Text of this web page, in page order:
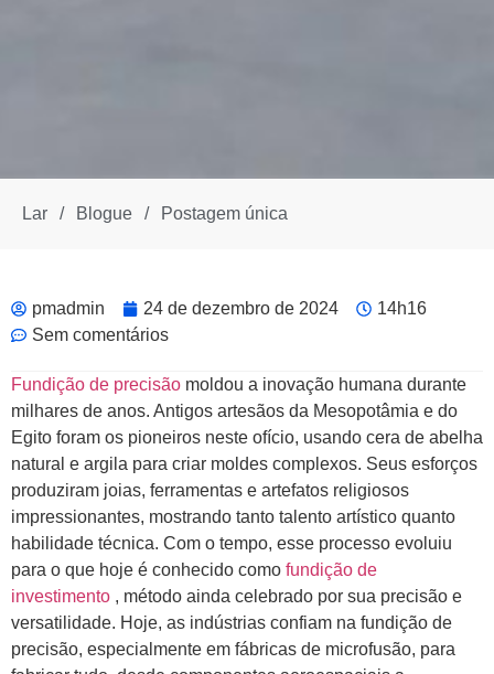
Lar / Blogue / Postagem única
pmadmin 24 de dezembro de 2024
14h16
Sem comentários
Fundição de precisão moldou a inovação humana durante
milhares de anos. Antigos artesãos da Mesopotâmia e do
Egito foram os pioneiros neste ofício, usando cera de abelha
natural e argila para criar moldes complexos. Seus esforços
produziram joias, ferramentas e artefatos religiosos
impressionantes, mostrando tanto talento artístico quanto
habilidade técnica. Com o tempo, esse processo evoluiu
para o que hoje é conhecido como fundição de
investimento , método ainda celebrado por sua precisão e
versatilidade. Hoje, as indústrias confiam na fundição de
precisão, especialmente em fábricas de microfusão, para